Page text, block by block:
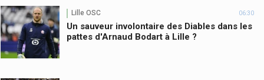
Lille OSC 06:30
Un sauveur involontaire des Diables dans les
pattes d'Arnaud Bodart à Lille ?